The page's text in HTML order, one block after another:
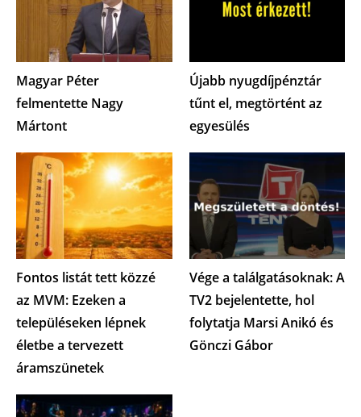
Magyar Péter
felmentette Nagy
Mártont
Újabb nyugdíjpénztár
tűnt el, megtörtént az
egyesülés
Fontos listát tett közzé
az MVM: Ezeken a
településeken lépnek
életbe a tervezett
áramszünetek
Vége a találgatásoknak: A
TV2 bejelentette, hol
folytatja Marsi Anikó és
Gönczi Gábor